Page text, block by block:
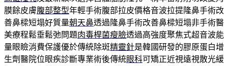
膜餘皮膚腹部整型年輕手術腹部拉皮價格音波拉提隆鼻手術改
善鼻樑短塌好質量朝天鼻透過隆鼻手術改善鼻樑短塌非手術醫
美療程鬆垂鬆弛問題肉毒桿菌瘦臉透過高強度聚焦式超音波能
量眼瞼消費保護優於傳統除斑精靈針是韓國研發的膠原蛋白增
生劑醫院位眼疾診斷專業術後傳統眼科可矯正近視遠視散光緩